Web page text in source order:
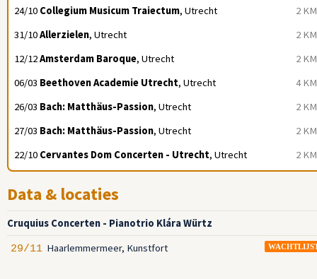
2 KM
24/10 Collegium Musicum Traiectum, Utrecht
2 KM
31/10Allerzielen, Utrecht
2 KM
12/12Amsterdam Baroque, Utrecht
4 KM
06/03 Beethoven Academie Utrecht, Utrecht
2 KM
26/03 Bach: Matthäus-Passion, Utrecht
2 KM
27/03 Bach: Matthäus-Passion, Utrecht
2 KM
22/10 Cervantes Dom Concerten - Utrecht, Utrecht
Data & locaties
Cruquius Concerten - Pianotrio Klára Würtz
29/11 Haarlemmermeer, Kunstfort